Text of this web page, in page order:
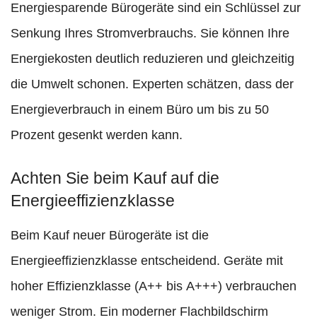
Energiesparende Bürogeräte sind ein Schlüssel zur
Senkung Ihres Stromverbrauchs. Sie können Ihre
Energiekosten deutlich reduzieren und gleichzeitig
die Umwelt schonen. Experten schätzen, dass der
Energieverbrauch in einem Büro um bis zu 50
Prozent gesenkt werden kann.
Achten Sie beim Kauf auf die
Energieeffizienzklasse
Beim Kauf neuer Bürogeräte ist die
Energieeffizienzklasse entscheidend. Geräte mit
hoher Effizienzklasse (A++ bis A+++) verbrauchen
weniger Strom. Ein moderner Flachbildschirm